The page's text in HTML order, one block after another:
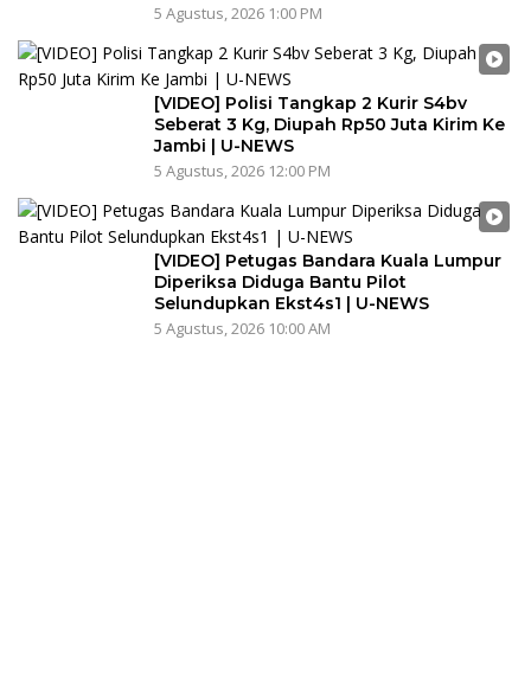
5 Agustus, 2026 1:00 PM
[VIDEO] Polisi Tangkap 2 Kurir S4bv
Seberat 3 Kg, Diupah Rp50 Juta Kirim Ke
Jambi | U-NEWS
5 Agustus, 2026 12:00 PM
[VIDEO] Petugas Bandara Kuala Lumpur
Diperiksa Diduga Bantu Pilot
Selundupkan Ekst4s1 | U-NEWS
5 Agustus, 2026 10:00 AM